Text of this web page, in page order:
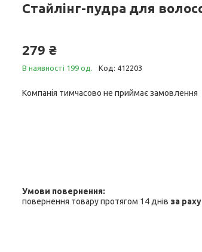
Стайлінг-пудра для
279 ₴
В наявності 199 од. Код: 412203
Компанія тимчасово не приймає замовлення
повернення товару протягом 14 днів за